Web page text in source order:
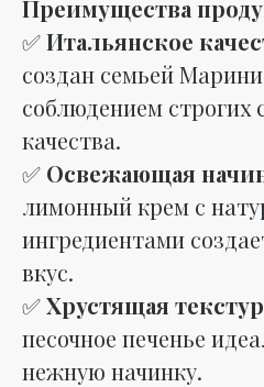
Преимущества
✅Итальянское
создан семьей
соблюдением строгих
качества.
✅ Освежающая
лимонный крем с
ингредиентами
вкус.
✅Хрустящая
песочное печенье
нежную начинку.